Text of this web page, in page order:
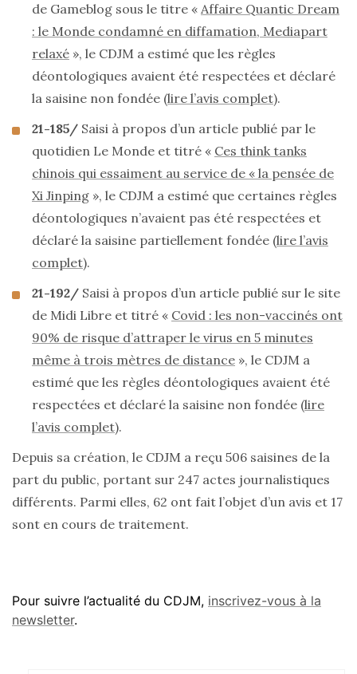
de Gameblog sous le titre « Affaire Quantic Dream
: le Monde condamné en diffamation, Mediapart
relaxé », le CDJM a estimé que les règles
déontologiques avaient été respectées et déclaré
la saisine non fondée (lire l’avis complet).
21-185/ Saisi à propos d’un article publié par le
quotidien Le Monde et titré « Ces think tanks
chinois qui essaiment au service de « la pensée de
Xi Jinping », le CDJM a estimé que certaines règles
déontologiques n’avaient pas été respectées et
déclaré la saisine partiellement fondée (lire l’avis
complet).
21-192/ Saisi à propos d’un article publié sur le site
de Midi Libre et titré « Covid : les non-vaccinés ont
90% de risque d’attraper le virus en 5 minutes
même à trois mètres de distance », le CDJM a
estimé que les règles déontologiques avaient été
respectées et déclaré la saisine non fondée (lire
l’avis complet).
Depuis sa création, le CDJM a reçu 506 saisines de la
part du public, portant sur 247 actes journalistiques
différents. Parmi elles, 62 ont fait l’objet d’un avis et 17
sont en cours de traitement.
Pour suivre l’actualité du CDJM, inscrivez-vous à la
newsletter.